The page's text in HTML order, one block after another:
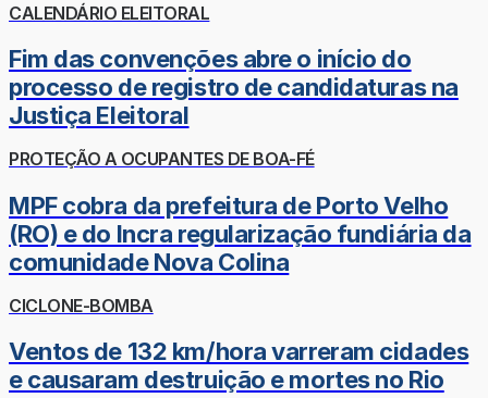
CALENDÁRIO ELEITORAL
Fim das convenções abre o início do
processo de registro de candidaturas na
Justiça Eleitoral
PROTEÇÃO A OCUPANTES DE BOA-FÉ
MPF cobra da prefeitura de Porto Velho
(RO) e do Incra regularização fundiária da
comunidade Nova Colina
CICLONE-BOMBA
Ventos de 132 km/hora varreram cidades
e causaram destruição e mortes no Rio